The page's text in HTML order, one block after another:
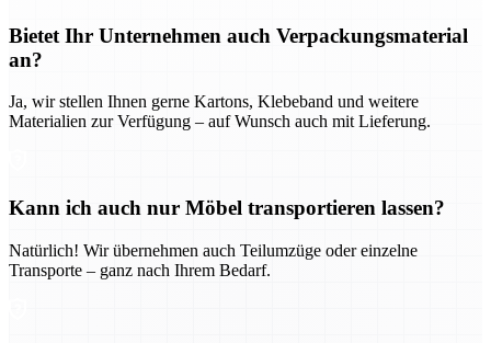
Bietet Ihr Unternehmen auch Verpackungsmaterial
an?
Ja, wir stellen Ihnen gerne Kartons, Klebeband und weitere
Materialien zur Verfügung – auf Wunsch auch mit Lieferung.
Kann ich auch nur Möbel transportieren lassen?
Natürlich! Wir übernehmen auch Teilumzüge oder einzelne
Transporte – ganz nach Ihrem Bedarf.